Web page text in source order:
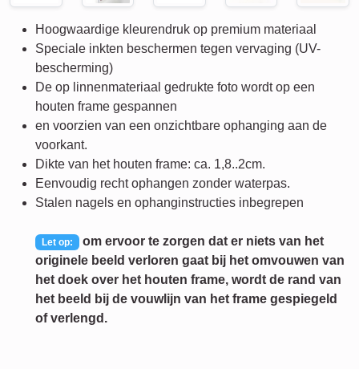
Hoogwaardige kleurendruk op premium materiaal
Speciale inkten beschermen tegen vervaging (UV-
bescherming)
De op linnenmateriaal gedrukte foto wordt op een
houten frame gespannen
en voorzien van een onzichtbare ophanging aan de
voorkant.
Dikte van het houten frame: ca. 1,8..2cm.
Eenvoudig recht ophangen zonder waterpas.
Stalen nagels en ophanginstructies inbegrepen
Let op:
om ervoor te zorgen dat er niets van het
originele beeld verloren gaat bij het omvouwen van
het doek over het houten frame, wordt de rand van
het beeld bij de vouwlijn van het frame gespiegeld
of verlengd.